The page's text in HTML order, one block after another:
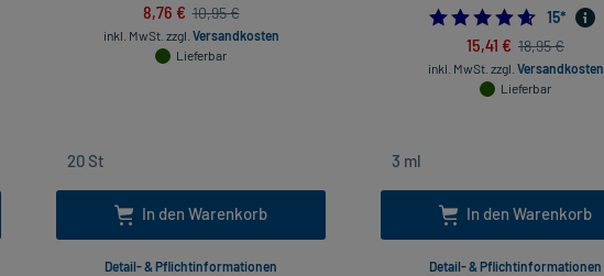
8,76 € 10,95 €
inkl. MwSt. zzgl. Versandkosten
Lieferbar
In den Warenkorb
Detail- & Pflichtinformationen
4.6
15*
15,41 € 18,95 €
inkl. MwSt. zzgl. Versandkosten
Lieferbar
In den Warenkorb
Detail- & Pflichtinformationen